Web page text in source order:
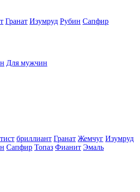
Гранат Изумруд Рубин Сапфир
Для мужчин
бриллиант Гранат Жемчуг Изумруд
Сапфир Топаз Фианит Эмаль